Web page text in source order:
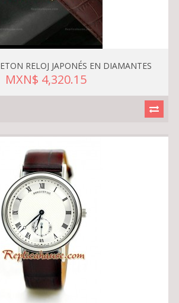
RELOJ JAPONÉS EN DIAMANTES
MXN$ 4,320.15